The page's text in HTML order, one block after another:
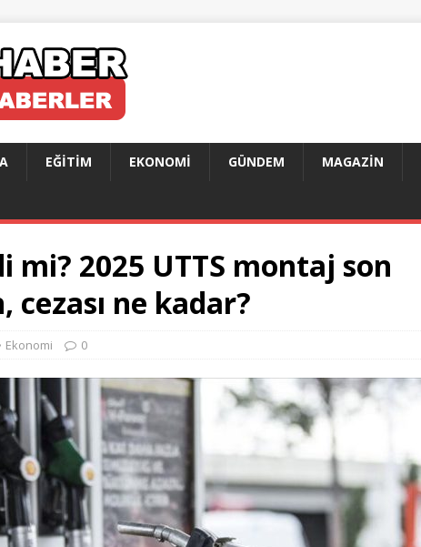
EĞITIM EKONOMI GÜNDEM MAGAZIN
mi? 2025 UTTS montaj son
cezası ne kadar?
Ekonomi 0